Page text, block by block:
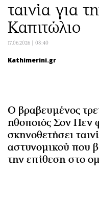
Αθλητισμός
Κύπρος
Ελλάδα
Real Estate
Επιχειρήσεις
Αγορές
Money Review
ταινία για
Καπιτώλιο
17.06.2026 | 08:40
Kathimerini.gr
Ο βραβευμένος
ηθοποιός Σον Πεν
σκηνοθετήσει
αστυνομικού που
την επίθεση στο